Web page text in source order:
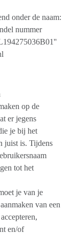
onder de naam:
nummer
op de
er jegens
je bij het
juist is. Tijdens
tot het
je van je
van een
en/of